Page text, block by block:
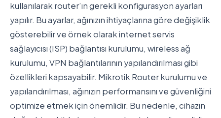
kullanılarak router’ın gerekli konfigurasyon ayarları
yapılır. Bu ayarlar, ağınızın ihtiyaçlarına göre değişiklik
gösterebilir ve örnek olarak internet servis
sağlayıcısı (ISP) bağlantısı kurulumu, wireless ağ
kurulumu, VPN bağlantılarının yapılandırılması gibi
özellikleri kapsayabilir. Mikrotik Router kurulumu ve
yapılandırılması, ağınızın performansını ve güvenliğini
optimize etmek için önemlidir. Bu nedenle, cihazın